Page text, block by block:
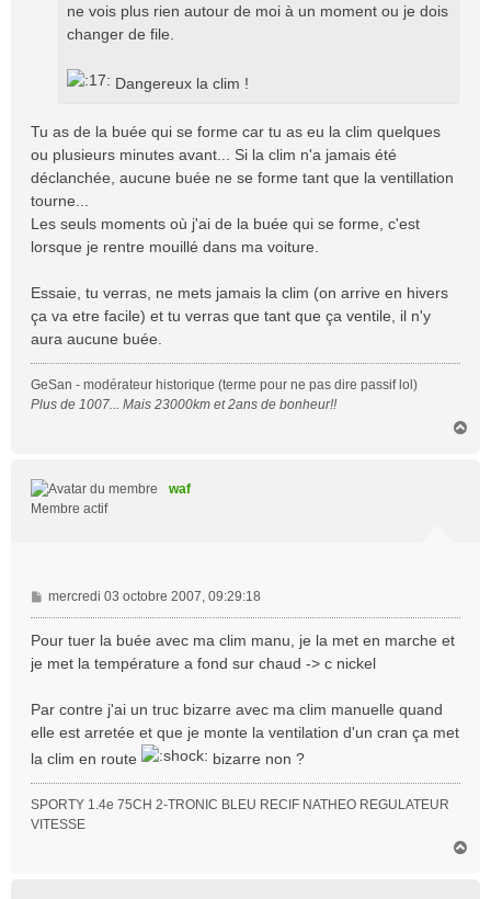
ne vois plus rien autour de moi à un moment ou je dois
changer de file.
Dangereux la clim !
Tu as de la buée qui se forme car tu as eu la clim quelques
ou plusieurs minutes avant... Si la clim n'a jamais été
déclanchée, aucune buée ne se forme tant que la ventillation
tourne...
Les seuls moments où j'ai de la buée qui se forme, c'est
lorsque je rentre mouillé dans ma voiture.
Essaie, tu verras, ne mets jamais la clim (on arrive en hivers
ça va etre facile) et tu verras que tant que ça ventile, il n'y
aura aucune buée.
GeSan - modérateur historique (terme pour ne pas dire passif lol)
Plus de 1007... Mais 23000km et 2ans de bonheur!!
waf
Membre actif
M
e
s
a
e
mercredi 03 octobre 2007, 09:29:18
Pour tuer la buée avec ma clim manu, je la met en marche et
je met la température a fond sur chaud -> c nickel
Par contre j'ai un truc bizarre avec ma clim manuelle quand
elle est arretée et que je monte la ventilation d'un cran ça met
la clim en route
bizarre non ?
SPORTY 1.4e 75CH 2-TRONIC BLEU RECIF NATHEO REGULATEUR
VITESSE